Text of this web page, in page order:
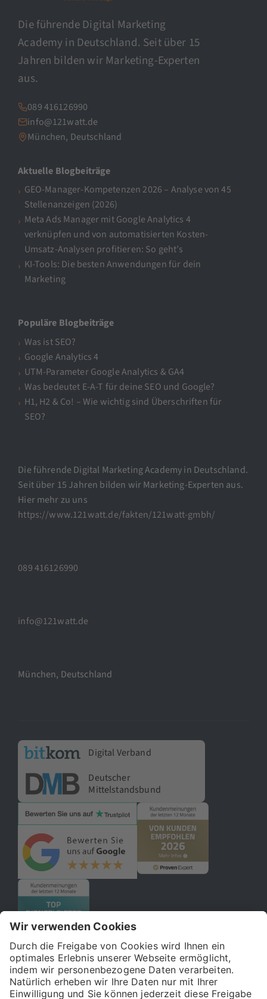
Die führende Digital Marketing
Academy in Deutschland. Seit über 15
Jahren bilden wir Marketing-Experten
aus.
089 416126990
info@121watt.de
München, Deutschland
Aktuelle Blogbeiträge
GEO-Manager-Kompetenzen 2026 – Analyse von 45
Stellenanzeigen (2026)
Meta Ads Manager mit Google Analytics 4
verknüpfen und von automatisierten Kosten-
Umsatz-Analysen profitieren: So geht’s
KI-Tools: Die besten Anwendungen für dein
Marketing
Populäre Blogbeiträge
Was ist SEO?
Google Analytics 4
UTM-Parameter Google Analytics & GA4
Was bedeutet E-A-T für deine SEO und Google?
H1, H2 & Co! – Wie wichtig sind Überschriften für
SEO?
Die führende Digital Marketing Academy in Deutschland.
Seit über 15 Jahren bilden wir Marketing-Experten aus.
Hier mehr zu uns
https://www.121watt.de/fakten/121watt-gmbh/
089 416126990
info@121watt.de
München, Deutschland
Digital Verband
Deutscher
Mittelstandsbund